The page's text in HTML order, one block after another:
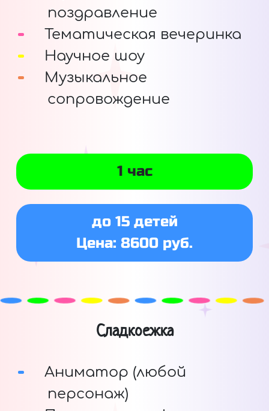
поздравление
Тематическая вечеринка
Научное шоу
Музыкальное
сопровождение
1 час
до 15 детей
Цена: 8600 руб.
Сладкоежка
Аниматор (любой
персонаж)